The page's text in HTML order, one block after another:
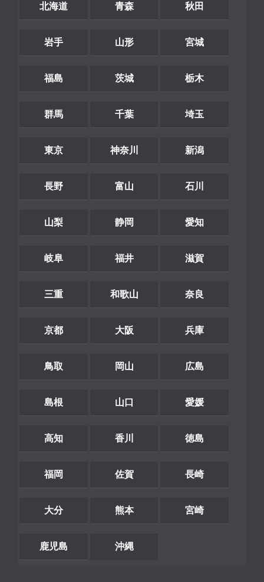
北海道 青森 秋田
岩手 山形 宮城
福島 茨城 栃木
群馬 千葉 埼玉
東京 神奈川 新潟
長野 富山 石川
山梨 静岡 愛知
岐阜 福井 滋賀
三重 和歌山 奈良
京都 大阪 兵庫
鳥取 岡山 広島
島根 山口 愛媛
高知 香川 徳島
福岡 佐賀 長崎
大分 熊本 宮崎
鹿児島 沖縄